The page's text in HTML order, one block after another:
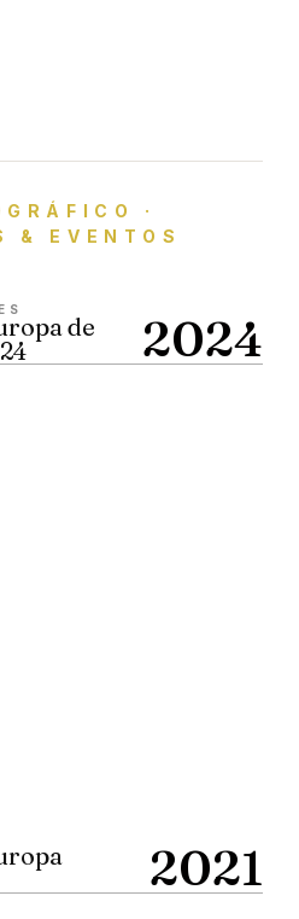
·
& EVENTOS
de
2024
2021